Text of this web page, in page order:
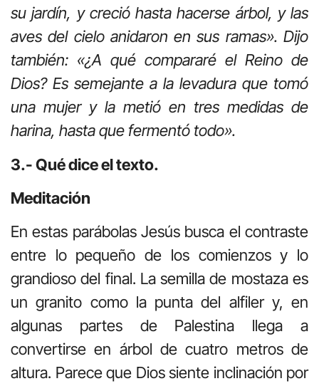
su jardín, y creció hasta hacerse árbol, y las
aves del cielo anidaron en sus ramas». Dijo
también: «¿A qué compararé el Reino de
Dios? Es semejante a la levadura que tomó
una mujer y la metió en tres medidas de
harina, hasta que fermentó todo».
3.- Qué dice el texto.
Meditación
En estas parábolas Jesús busca el contraste
entre lo pequeño de los comienzos y lo
grandioso del final. La semilla de mostaza es
un granito como la punta del alfiler y, en
algunas partes de Palestina llega a
convertirse en árbol de cuatro metros de
altura. Parece que Dios siente inclinación por